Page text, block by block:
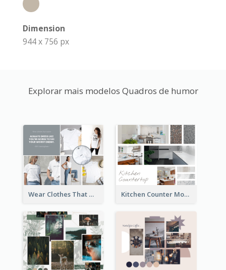
Dimension
944 x 756 px
Explorar mais modelos Quadros de humor
Wear Clothes That Matter Mood Board Kitchen Counter Mood Board